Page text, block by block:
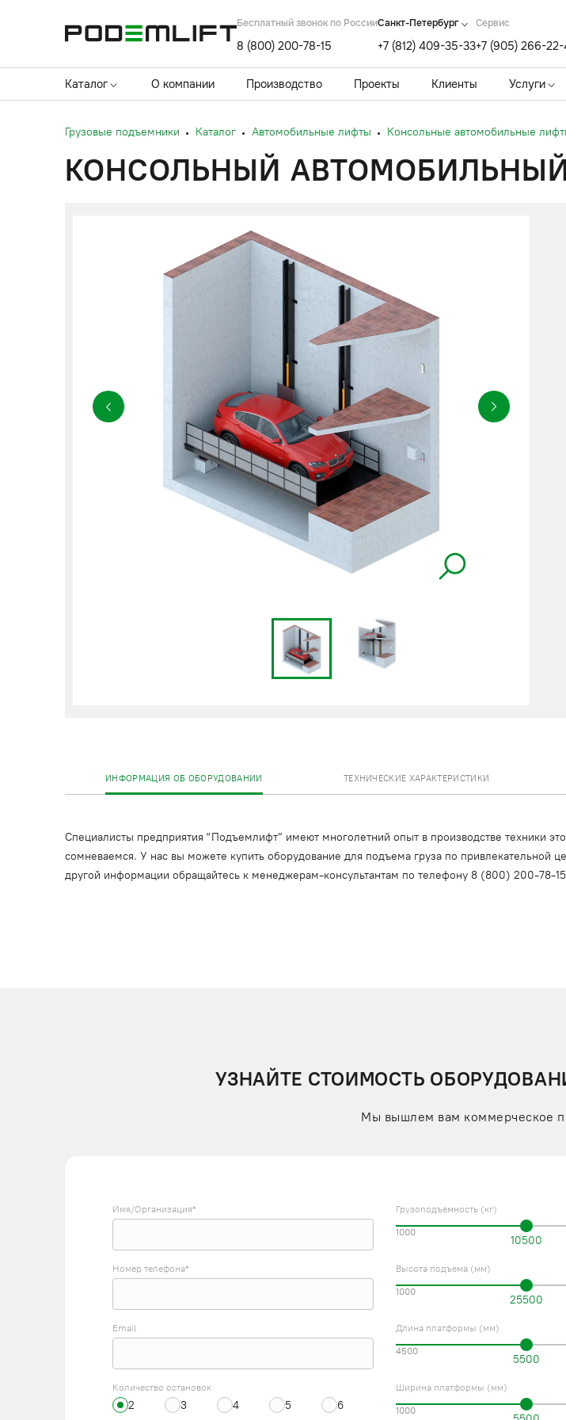
Бесплатный звонок по России
8 (800) 200-78-15
Санкт-Петербург
+7 (812) 409-35-33
Cервис
+7 (905) 266-
Каталог О компании Производство Проекты Клиенты Услуги
Грузовые подъемники Каталог Автомобильные лифты Консольные автомобильные
КОНСОЛЬНЫЙ АВТОМОБИЛЬНЫЙ
ИНФОРМАЦИЯ ОБ ОБОРУДОВАНИИ ТЕХНИЧЕСКИЕ ХАРАКТЕРИСТИКИ
Специалисты предприятия “Подъемлифт” имеют многолетний опыт в производстве техники
сомневаемся. У нас вы можете купить оборудование для подъема груза по привлекательной
другой информации обращайтесь к менеджерам-консультантам по телефону 8 (800) 200-78-15
УЗНАЙТЕ СТОИМОСТЬ
Мы вышлем вам коммерческое
Имя/Организация*
Номер телефона*
Email
Количество остановок
2 3 4 5 6
Грузоподъемность (кг)
10500
1000
Высота подъема (мм)
25500
1000
Длина платформы (мм)
5500
4500
Ширина платформы (мм)
1000